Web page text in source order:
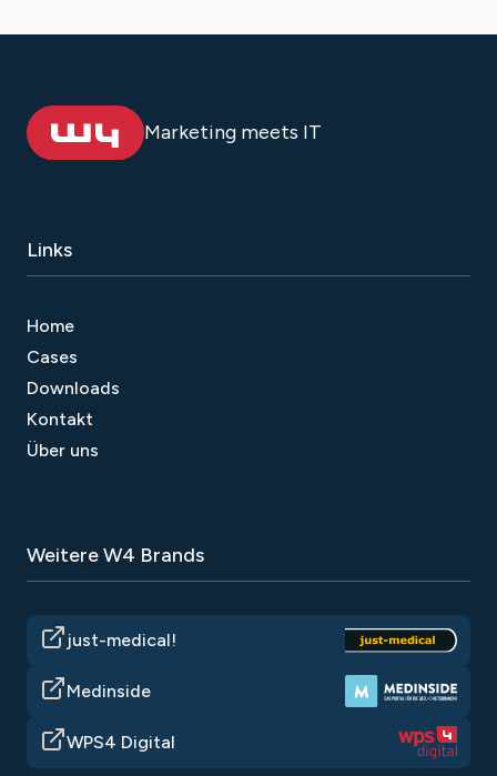
Marketing meets IT
Links
Home
Cases
Downloads
Kontakt
Über uns
Weitere W4 Brands
just-medical!
Medinside
WPS4 Digital